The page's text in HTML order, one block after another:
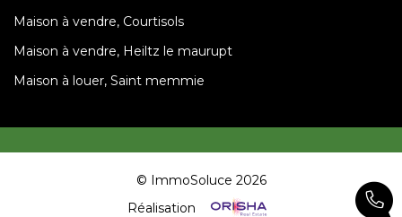
Maison à vendre, Courtisols
Maison à vendre, Heiltz le maurupt
Maison à louer, Saint memmie
© ImmoSoluce 2026
Réalisation